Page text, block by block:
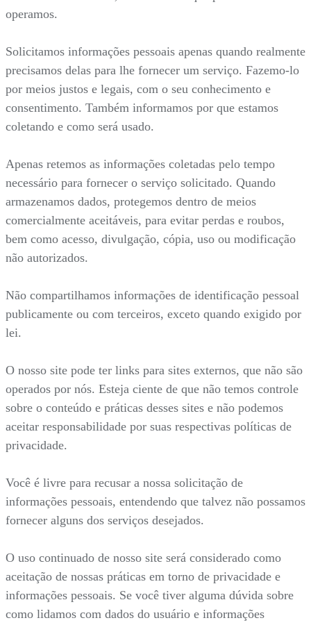
operamos.
Solicitamos informações pessoais apenas quando realmente
precisamos delas para lhe fornecer um serviço. Fazemo-lo
por meios justos e legais, com o seu conhecimento e
consentimento. Também informamos por que estamos
coletando e como será usado.
Apenas retemos as informações coletadas pelo tempo
necessário para fornecer o serviço solicitado. Quando
armazenamos dados, protegemos dentro de meios
comercialmente aceitáveis, para evitar perdas e roubos,
bem como acesso, divulgação, cópia, uso ou modificação
não autorizados.
Não compartilhamos informações de identificação pessoal
publicamente ou com terceiros, exceto quando exigido por
lei.
O nosso site pode ter links para sites externos, que não são
operados por nós. Esteja ciente de que não temos controle
sobre o conteúdo e práticas desses sites e não podemos
aceitar responsabilidade por suas respectivas políticas de
privacidade.
Você é livre para recusar a nossa solicitação de
informações pessoais, entendendo que talvez não possamos
fornecer alguns dos serviços desejados.
O uso continuado de nosso site será considerado como
aceitação de nossas práticas em torno de privacidade e
informações pessoais. Se você tiver alguma dúvida sobre
como lidamos com dados do usuário e informações